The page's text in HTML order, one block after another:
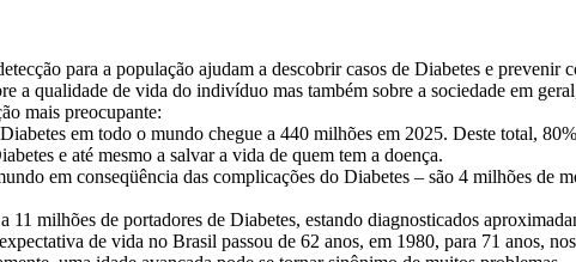
para a população ajudam a descobrir casos de Diabetes e
a qualidade de vida do indivíduo mas também sobre a sociedade em
mais preocupante:
em todo o mundo chegue a 440 milhões em 2025. Deste total,
e até mesmo a salvar a vida de quem tem a doença.
em conseqüência das complicações do Diabetes – são 4 milhões de
11 milhões de portadores de Diabetes, estando diagnosticados
de vida no Brasil passou de 62 anos, em 1980, para 71 anos,